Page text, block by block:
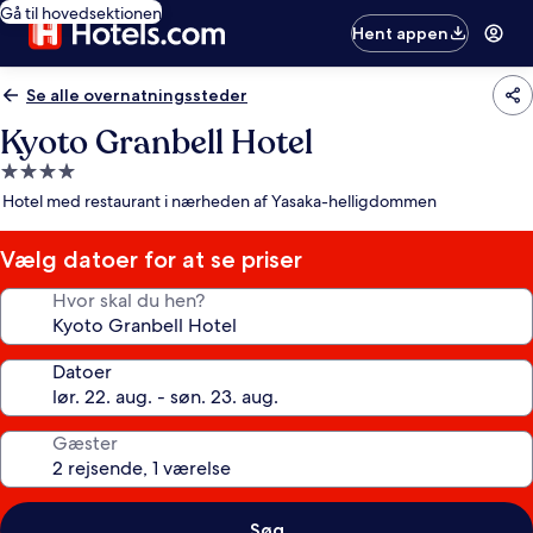
Gå til hovedsektionen
Hent appen
Se alle overnatningssteder
Kyoto Granbell Hotel
4.0-
stjernet
Hotel med restaurant i nærheden af Yasaka-helligdommen
Vælg datoer for at se priser
Hvor skal du hen?
Datoer
Gæster